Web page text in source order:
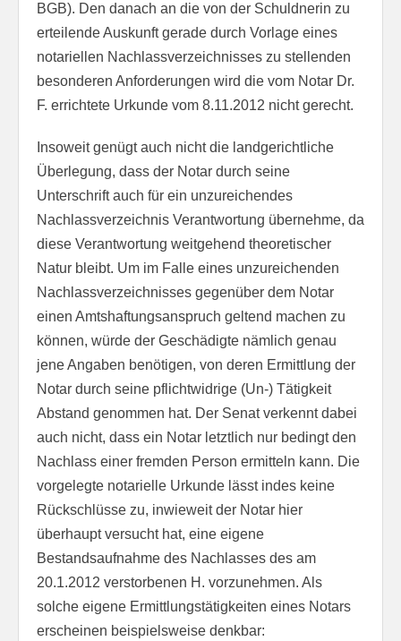
BGB). Den danach an die von der Schuldnerin zu
erteilende Auskunft gerade durch Vorlage eines
notariellen Nachlassverzeichnisses zu stellenden
besonderen Anforderungen wird die vom Notar Dr.
F. errichtete Urkunde vom 8.11.2012 nicht gerecht.
Insoweit genügt auch nicht die landgerichtliche
Überlegung, dass der Notar durch seine
Unterschrift auch für ein unzureichendes
Nachlassverzeichnis Verantwortung übernehme, da
diese Verantwortung weitgehend theoretischer
Natur bleibt. Um im Falle eines unzureichenden
Nachlassverzeichnisses gegenüber dem Notar
einen Amtshaftungsanspruch geltend machen zu
können, würde der Geschädigte nämlich genau
jene Angaben benötigen, von deren Ermittlung der
Notar durch seine pflichtwidrige (Un-) Tätigkeit
Abstand genommen hat. Der Senat verkennt dabei
auch nicht, dass ein Notar letztlich nur bedingt den
Nachlass einer fremden Person ermitteln kann. Die
vorgelegte notarielle Urkunde lässt indes keine
Rückschlüsse zu, inwieweit der Notar hier
überhaupt versucht hat, eine eigene
Bestandsaufnahme des Nachlasses des am
20.1.2012 verstorbenen H. vorzunehmen. Als
solche eigene Ermittlungstätigkeiten eines Notars
erscheinen beispielsweise denkbar: